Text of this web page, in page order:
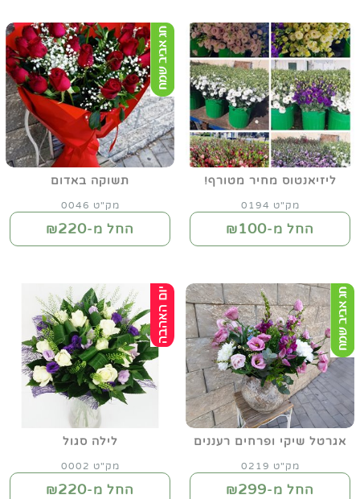
ליזיאנטוס מחיר מטורף!
מק"ט 0194
החל מ-₪100
תשוקה באדום
מק"ט 0046
החל מ-₪220
אגרטל שיקי ופרחים רעננים
מק"ט 0219
החל מ-₪299
לילה סגול
מק"ט 0002
החל מ-₪220